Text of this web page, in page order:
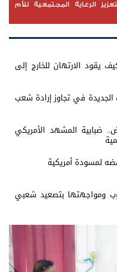
الرعاية المجتمعية للأم
يقود الارتهان للخارج إلى
الجديدة في تجاوز إرادة شعب
ضبابية المشهد الأمريكي
لمسودة أمريكية
ومواجهتها بتصعيد شعبي